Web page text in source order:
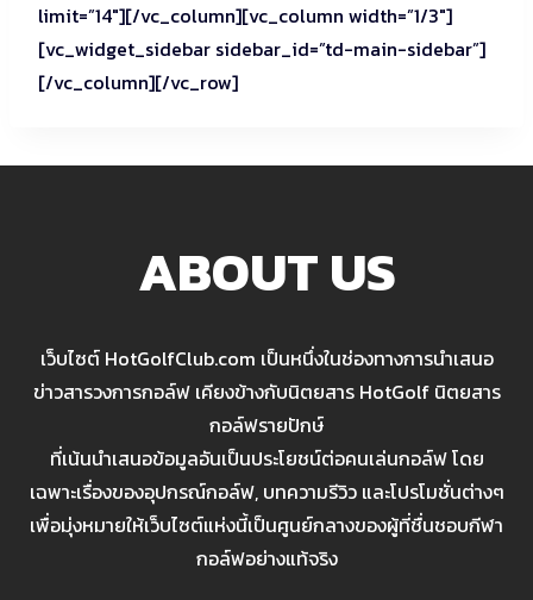
limit=”14″][/vc_column][vc_column width=”1/3″]
[vc_widget_sidebar sidebar_id=”td-main-sidebar”]
[/vc_column][/vc_row]
ABOUT US
เว็บไซต์ HotGolfClub.com เป็นหนึ่งในช่องทางการนำเสนอ
ข่าวสารวงการกอล์ฟ เคียงข้างกับนิตยสาร HotGolf นิตยสาร
กอล์ฟรายปักษ์
ที่เน้นนำเสนอข้อมูลอันเป็นประโยชน์ต่อคนเล่นกอล์ฟ โดย
เฉพาะเรื่องของอุปกรณ์กอล์ฟ, บทความรีวิว และโปรโมชั่นต่างๆ
เพื่อมุ่งหมายให้เว็บไซต์แห่งนี้เป็นศูนย์กลางของผู้ที่ชื่นชอบกีฬา
กอล์ฟอย่างแท้จริง